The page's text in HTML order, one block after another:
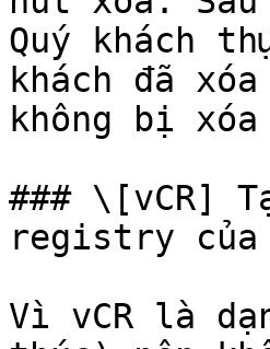
Quý khách
khách đã
không bị
### \[vCR]
registry của
Vì vCR là